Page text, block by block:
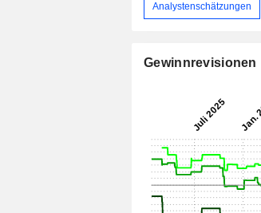
Analystenschätzungen
Gewinnrevisionen